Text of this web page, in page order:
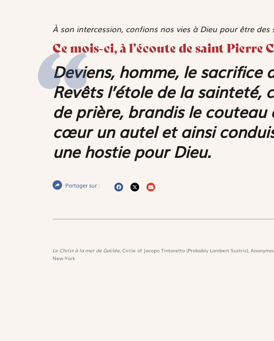
À son intercession, confions nos vies à Dieu pour être
Ce mois-ci, à l’écoute de saint Pierre
Deviens, homme, le sacrifice
Revêts l’étole de la sainteté,
de prière, brandis le couteau
cœur un autel et ainsi
une hostie pour Dieu.
Partager sur :
Le Christ à la mer de Galilée, Circle of Jacopo Tintoretto (Probably Lambert Sustris),
New-York